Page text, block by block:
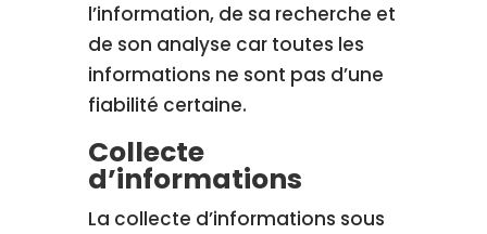
l’information, de sa recherche et
de son analyse car toutes les
informations ne sont pas d’une
fiabilité certaine.
Collecte
d’informations
La collecte d’informations sous